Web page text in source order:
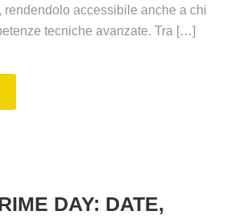
rendendolo accessibile anche a chi
tecniche avanzate. Tra […]
DAY: DATE,